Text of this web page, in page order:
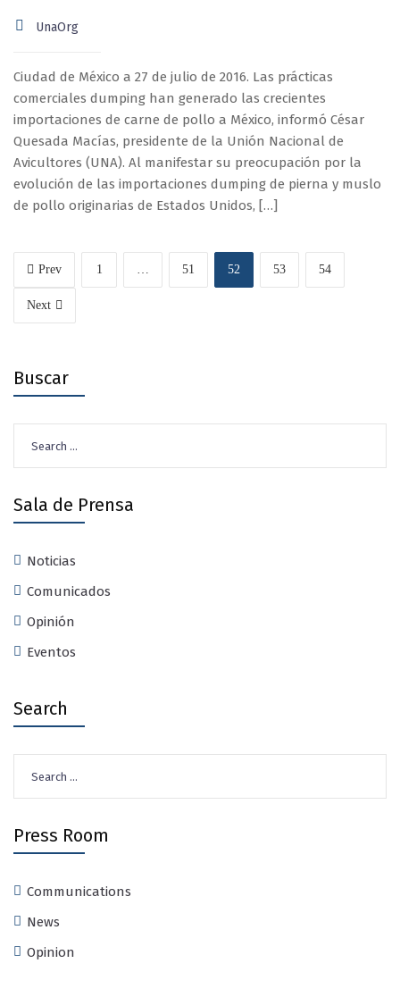
UnaOrg
Ciudad de México a 27 de julio de 2016. Las prácticas
comerciales dumping han generado las crecientes
importaciones de carne de pollo a México, informó César
Quesada Macías, presidente de la Unión Nacional de
Avicultores (UNA). Al manifestar su preocupación por la
evolución de las importaciones dumping de pierna y muslo
de pollo originarias de Estados Unidos, […]
Prev 1 … 51 52 53 54
Next
Buscar
for:
Sala de Prensa
Noticias
Comunicados
Opinión
Eventos
Search
for:
Press Room
Communications
News
Opinion